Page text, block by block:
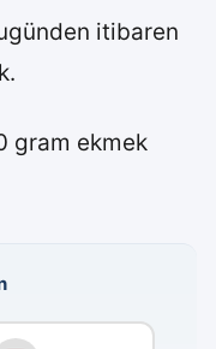
itibaren
gram ekmek